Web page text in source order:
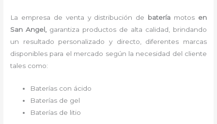
La empresa de venta y distribución de batería motos en
San Angel, garantiza productos de alta calidad, brindando
un resultado personalizado y directo, diferentes marcas
disponibles para el mercado según la necesidad del cliente
tales como:
Baterías con ácido
Baterías de gel
Baterías de litio